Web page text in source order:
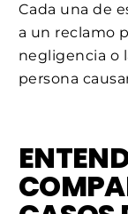
Cada una de
a un reclamo
negligencia o
persona